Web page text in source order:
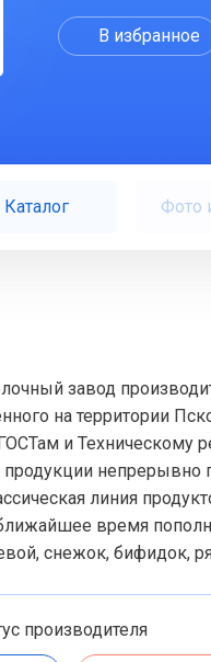
В избранное
Каталог Фото
завод
на территории
ГОСТам и
непрерывно
линия
время
снежок, бифидок,
производителя